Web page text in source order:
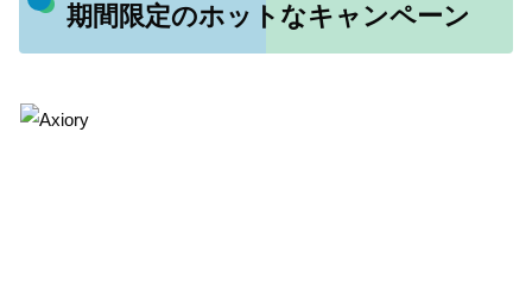
期間限定のホットなキャンペーン